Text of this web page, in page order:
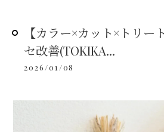
【カラー×カット×トリー
セ改善(TOKIKA...
2026/01/08